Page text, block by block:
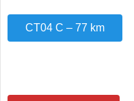
CT04 C – 77 km